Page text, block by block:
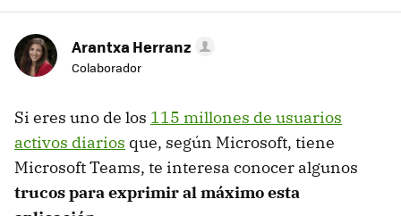
Arantxa Herranz
Colaborador
Si eres uno de los 115 millones de usuarios
activos diarios que, según Microsoft, tiene
Microsoft Teams, te interesa conocer algunos
trucos para exprimir al máximo esta